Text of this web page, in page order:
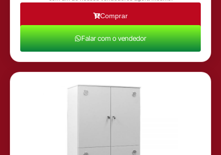
Comprar
Falar com o vendedor